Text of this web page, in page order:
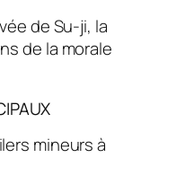
de Su-ji, la
de la morale
mineurs à